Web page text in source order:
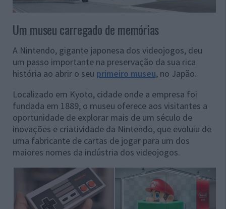
Um museu carregado de memórias
A Nintendo, gigante japonesa dos videojogos, deu
um passo importante na preservação da sua rica
história ao abrir o seu primeiro museu, no Japão.
Localizado em Kyoto, cidade onde a empresa foi
fundada em 1889, o museu oferece aos visitantes a
oportunidade de explorar mais de um século de
inovações e criatividade da Nintendo, que evoluiu de
uma fabricante de cartas de jogar para um dos
maiores nomes da indústria dos videojogos.